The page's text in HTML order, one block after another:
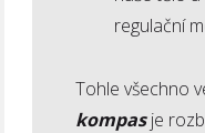
regulační
Tohle všechno
kompasje